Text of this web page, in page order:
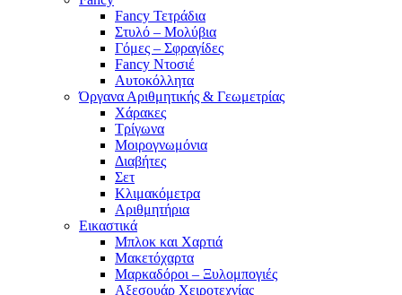
Fancy Τετράδια
Στυλό – Μολύβια
Γόμες – Σφραγίδες
Fancy Ντοσιέ
Αυτοκόλλητα
Όργανα Αριθμητικής & Γεωμετρίας
Χάρακες
Τρίγωνα
Mοιρογνωμόνια
Διαβήτες
Σετ
Κλιμακόμετρα
Αριθμητήρια
Εικαστικά
Μπλοκ και Χαρτιά
Μακετόχαρτα
Μαρκαδόροι – Ξυλομπογιές
Αξεσουάρ Χειροτεχνίας